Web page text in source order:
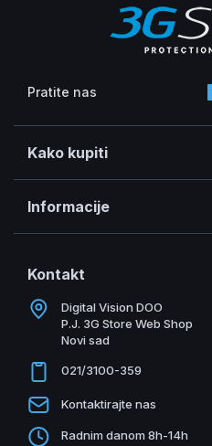
Pratite nas
Kako kupiti
Informacije
Kontakt
Digital Vision DOO
P.J. 3G Store Web Shop
Novi sad
021/3100-359
Kontaktirajte nas
Radnim danom 8h-14h